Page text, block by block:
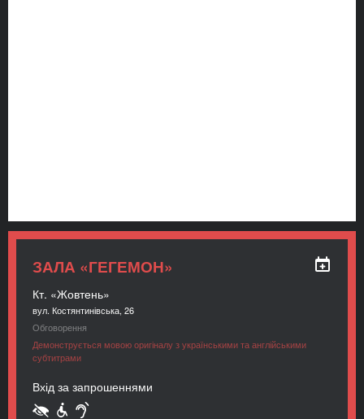
ЗАЛА «ГЕГЕМОН»
Кт. «Жовтень»
вул. Костянтинівська, 26
Обговорення
Демонструється мовою оригіналу з українськими та англійськими
субтитрами
Вхід за запрошеннями